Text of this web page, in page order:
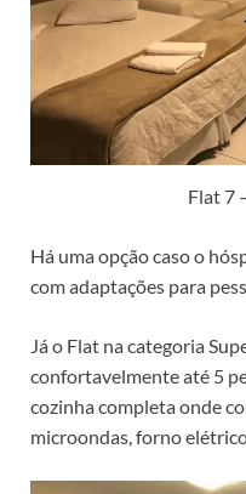
Flat 7
Há uma opção caso o
com adaptações para
Já o Flat na categoria
confortavelmente até 5
cozinha completa onde
microondas, forno